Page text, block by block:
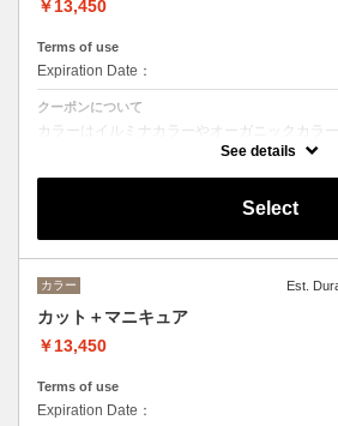
￥13,450
Terms of use
Expiration Date：
クーポンについて
カラーはイルミナカラーやオーガニックカラ
デザインによってベストな選択をさせて頂きま
See details
Select
カラー Est.
カット＋マニキュア
￥13,450
Terms of use
Expiration Date：